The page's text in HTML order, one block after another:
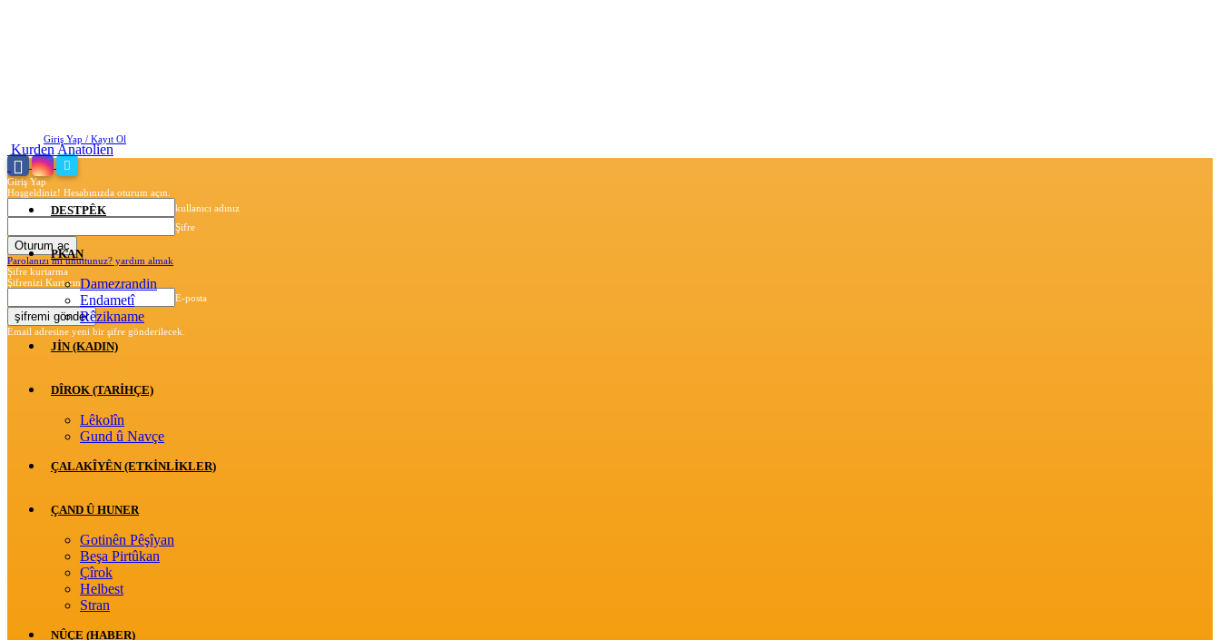
Giriş Yap / Kayıt Ol
Giriş Yap
Hoşgeldiniz! Hesabınızda oturum açın.
kullanıcı adınız
Şifre
Parolanızı mı unuttunuz? yardım almak
Şifre kurtarma
Şifrenizi Kurtarın
E-posta
Email adresine yeni bir şifre gönderilecek.
Kurden Anatolien
DESTPÊK
PKAN
Damezrandin
Endametî
Rêzikname
JİN (KADIN)
DÎROK (TARİHÇE)
Lêkolîn
Gund û Navçe
ÇALAKÎYÊN (ETKINLIKLER)
ÇAND Û HUNER
Gotinên Pêşîyan
Beşa Pirtûkan
Çîrok
Helbest
Stran
NÛÇE (HABER)